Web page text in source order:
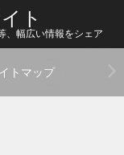
ト
、幅広い情報をシェア
トマップ